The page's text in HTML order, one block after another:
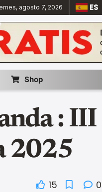
agosto 7, 2026 ES
Shop
: III
2025
15 0